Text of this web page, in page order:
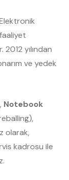
yılından
ve yedek
, Notebook
olarak,
kadrosu ile